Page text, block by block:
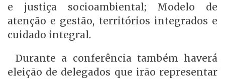
e justiça socioambiental; Modelo de
atenção e gestão, territórios integrados e
cuidado integral.
Durante a conferência também haverá
eleição de delegados que irão representar